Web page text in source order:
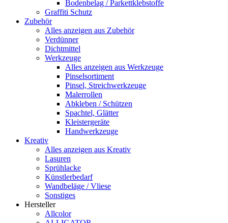
Bodenbelag / Parkettklebstoffe
Graffiti Schutz
Zubehör
Alles anzeigen aus Zubehör
Verdünner
Dichtmittel
Werkzeuge
Alles anzeigen aus Werkzeuge
Pinselsortiment
Pinsel, Streichwerkzeuge
Malerrollen
Abkleben / Schützen
Spachtel, Glätter
Kleistergeräte
Handwerkzeuge
Kreativ
Alles anzeigen aus Kreativ
Lasuren
Sprühlacke
Künstlerbedarf
Wandbeläge / Vliese
Sonstiges
Hersteller
Allcolor